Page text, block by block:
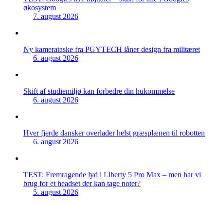
økosystem
7. august 2026
Ny kamerataske fra PGYTECH låner design fra militæret
6. august 2026
Skift af studiemiljø kan forbedre din hukommelse
6. august 2026
Hver fjerde dansker overlader helst græsplænen til robotten
6. august 2026
TEST: Fremragende lyd i Liberty 5 Pro Max – men har vi
brug for et headset der kan tage noter?
5. august 2026